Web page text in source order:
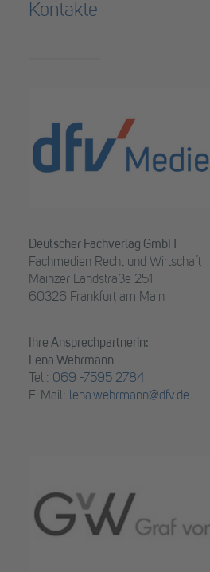
Kontakte
Deutscher Fachverlag GmbH
Fachmedien Recht und Wirtschaft
Mainzer Landstraße 251
60326 Frankfurt am Main
Ihre Ansprechpartnerin:
Lena Wehrmann
Tel.: 069 -7595 2784
E-Mail: lena.wehrmann@dfv.de